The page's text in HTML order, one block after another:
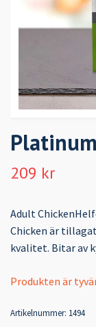
209 kr
Adult
Chicken är
kvalitet. Bitar av
Produkten är
Artikelnummer: 1494